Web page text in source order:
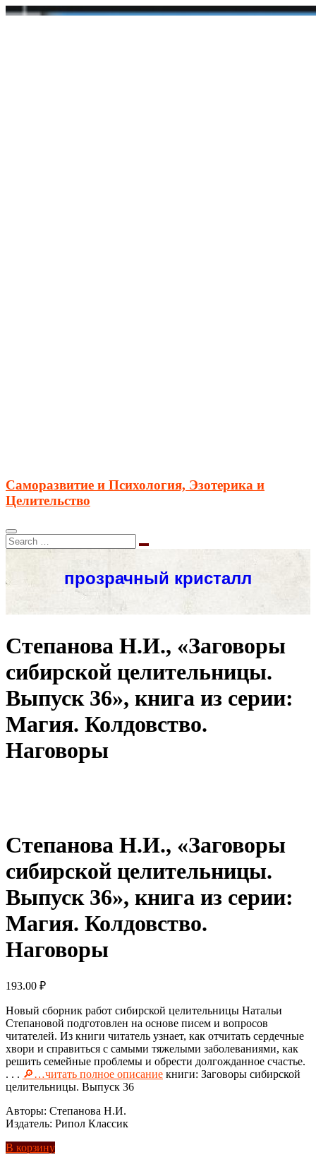
Саморазвитие и Психология, Эзотерика и
Целительство
Степанова Н.И., «Заговоры
сибирской целительницы.
Выпуск 36», книга из серии:
Магия. Колдовство.
Наговоры
Степанова Н.И., «Заговоры
сибирской целительницы.
Выпуск 36», книга из серии:
Магия. Колдовство.
Наговоры
193.00 ₽
Новый сборник работ сибирской целительницы Натальи
Степановой подготовлен на основе писем и вопросов
читателей. Из книги читатель узнает, как отчитать сердечные
хвори и справиться с самыми тяжелыми заболеваниями, как
решить семейные проблемы и обрести долгожданное счастье.
. . . 🔎…читать полное описание книги: Заговоры сибирской
целительницы. Выпуск 36
Авторы: Степанова Н.И.
Издатель: Рипол Классик
В корзину